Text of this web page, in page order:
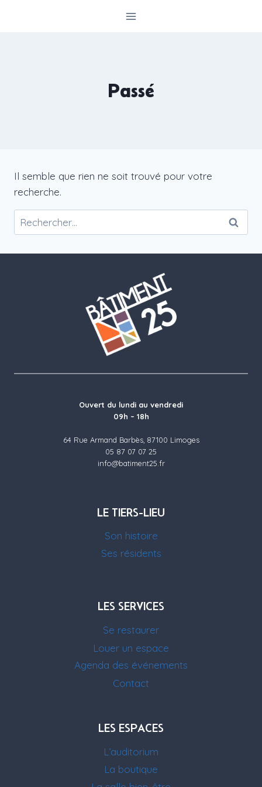
Passé
Il semble que rien ne soit trouvé pour votre
recherche.
Rechercher :
Ouvert du lundi au vendredi
09h – 18h
64 Rue Armand Barbès, 87100 Limoges
05 87 07 07 25
info@batiment25.fr
LE TIERS-LIEU
Son histoire
Ses résidents
LES SERVICES
Se restaurer
Louer un espace
Agenda des événements
Contact
LES ESPACES
L’auditorium
La boutique